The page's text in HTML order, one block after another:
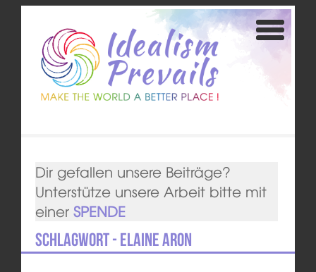
Dir gefallen unsere Beiträge?
Unterstütze unsere Arbeit bitte mit
einer SPENDE
Schlagwort - Elaine Aron